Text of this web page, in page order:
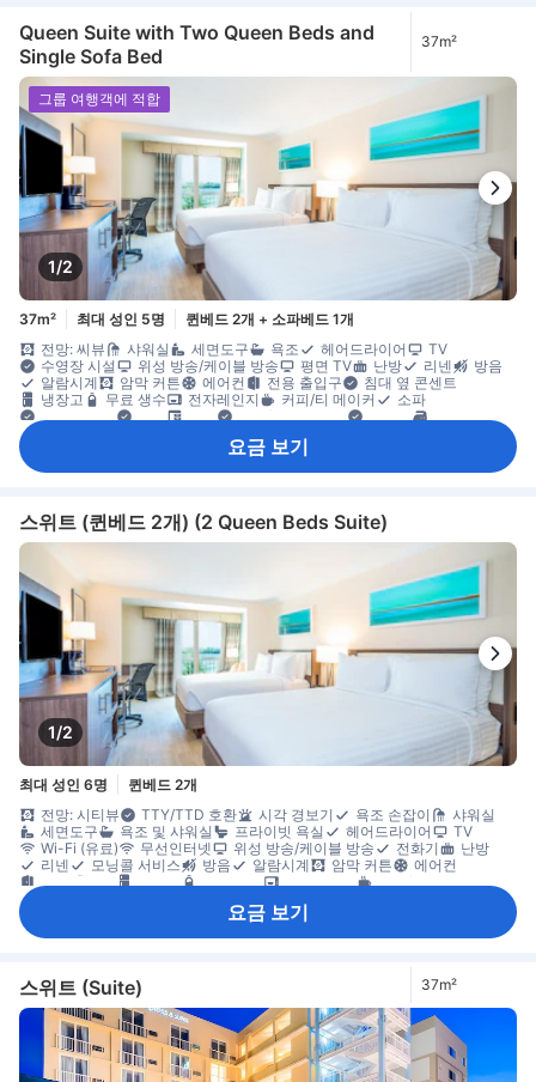
안전/보안 시설/서비스
화재감지기
Queen Suite with Two Queen Beds and
Single Sofa Bed
37m²
1/2
그룹 여행객에 적합
37m² 최대 성인 5명
퀸베드 2개 + 소파베드 1개
전망: 씨뷰
샤워실 세면도구 욕조 헤어드라이어
TV
수영장 시설
위성 방송/케이블 방송 평면 TV 난방 리넨
방음
알람시계
암막 커튼 에어컨 전용 출입구
침대 옆 콘센트
냉장고
무료 생수 전자레인지 커피/티 메이커
소파
야외용 가구
창문 책상 타일/대리석 바닥 휴지통
다림질 도구
노트북용 금고
요금 보기
스위트 (퀸베드 2개) (2 Queen Beds Suite)
1/2
최대 성인 6명
퀸베드 2개
전망: 시티뷰
TTY/TTD 호환 시각 경보기 욕조 손잡이
샤워실
세면도구
욕조 및 샤워실 프라이빗 욕실 헤어드라이어
TV
Wi-Fi (유료)
무선인터넷 위성 방송/케이블 방송 전화기
난방
리넨
모닝콜 서비스 방음 알람시계 암막 커튼
에어컨
전용 출입구
냉장고 무료 생수 전자레인지
커피/티 메이커
옷장 객실 내 안전 금고
요금 보기
스위트 (Suite) 37m²